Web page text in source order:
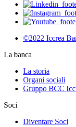
©2022 Iccrea
La banca
La storia
Organi sociali
Gruppo BCC
Soci
Diventare Soci